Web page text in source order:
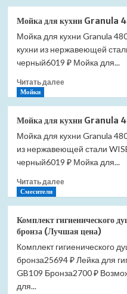
для
кухни
Granula
4801
(Лучшая
Мойка для кухни Granula
Мойка для кухни Granula
кухни из нержавеющей
черный6019 ₽ Мойка для...
Читать далееПрочитать
для
кухни
Granula
4801
(Лучшая
Мойки
Мойка для кухни Granula
Мойка для кухни Granula
из нержавеющей стали
черный6019 ₽ Мойка для...
Читать далееПрочитать
для
кухни
Granula
4801
пирит
Смесители
Комплект
бронза (Лучшая цена)
Комплект гигиенического
бронза25694 ₽ Лейка для
GB109 Бронза2700 ₽
для...